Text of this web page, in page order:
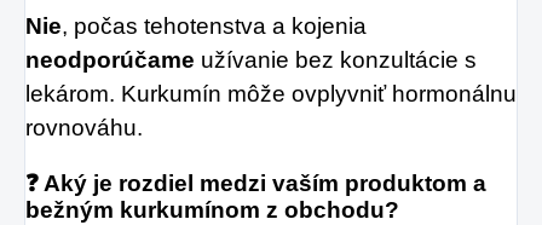
Nie, počas tehotenstva a kojenia
neodporúčame užívanie bez konzultácie s
lekárom. Kurkumín môže ovplyvniť hormonálnu
rovnováhu.
❓ Aký je rozdiel medzi vaším produktom a
bežným kurkumínom z obchodu?